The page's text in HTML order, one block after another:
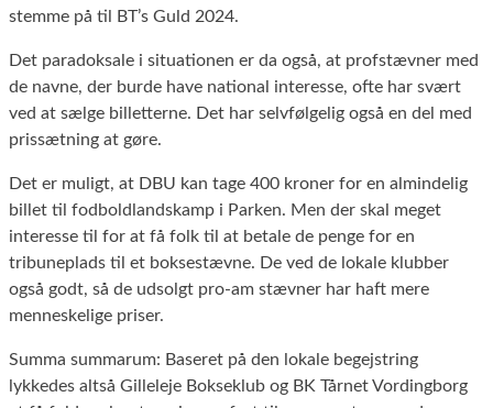
stemme på til BT’s Guld 2024.
Det paradoksale i situationen er da også, at profstævner med
de navne, der burde have national interesse, ofte har svært
ved at sælge billetterne. Det har selvfølgelig også en del med
prissætning at gøre.
Det er muligt, at DBU kan tage 400 kroner for en almindelig
billet til fodboldlandskamp i Parken. Men der skal meget
interesse til for at få folk til at betale de penge for en
tribuneplads til et boksestævne. De ved de lokale klubber
også godt, så de udsolgt pro-am stævner har haft mere
menneskelige priser.
Summa summarum: Baseret på den lokale begejstring
lykkedes altså Gilleleje Bokseklub og BK Tårnet Vordingborg